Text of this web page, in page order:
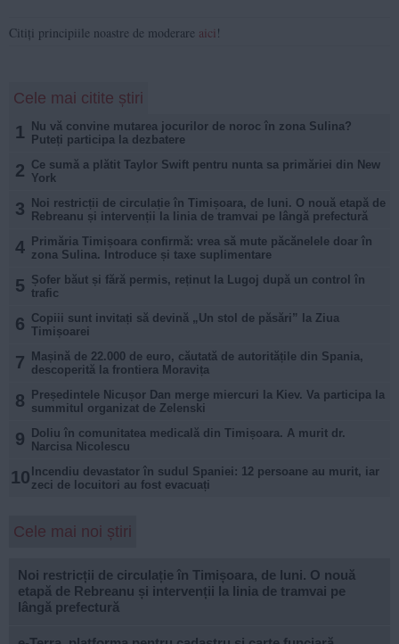
Citiți principiile noastre de moderare aici !
Cele mai citite știri
1
Nu vă convine mutarea jocurilor de noroc în zona Sulina?
Puteți participa la dezbatere
2 Ce sumă a plătit Taylor Swift pentru nunta sa primăriei din New
York
3
Noi restricții de circulație în Timișoara, de luni. O nouă etapă de
Rebreanu și intervenții la linia de tramvai pe lângă prefectură
4
Primăria Timișoara confirmă: vrea să mute păcănelele doar în
zona Sulina. Introduce și taxe suplimentare
5 Șofer băut și fără permis, reținut la Lugoj după un control în
trafic
6 Copiii sunt invitați să devină „Un stol de păsări” la Ziua
Timișoarei
7
Mașină de 22.000 de euro, căutată de autoritățile din Spania,
descoperită la frontiera Moravița
8
Președintele Nicușor Dan merge miercuri la Kiev. Va participa la
summitul organizat de Zelenski
9
Doliu în comunitatea medicală din Timișoara. A murit dr.
Narcisa Nicolescu
10 Incendiu devastator în sudul Spaniei: 12 persoane au murit, iar
zeci de locuitori au fost evacuați
Cele mai noi știri
Noi restricții de circulație în Timișoara, de luni. O nouă
etapă de Rebreanu și intervenții la linia de tramvai pe
lângă prefectură